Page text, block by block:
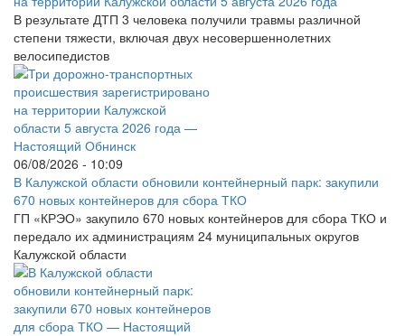
В результате ДТП 3 человека получили травмы различной
степени тяжести, включая двух несовершеннолетних
велосипедистов
06/08/2026 - 10:09
В Калужской области обновили контейнерный парк: закупили
670 новых контейнеров для сбора ТКО
ГП «КРЭО» закупило 670 новых контейнеров для сбора ТКО и
передало их администрациям 24 муниципальных округов
Калужской области